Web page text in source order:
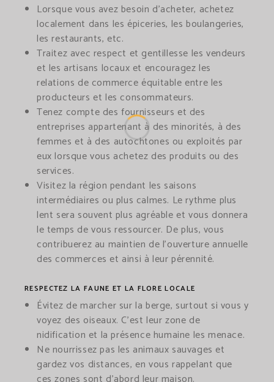
Lorsque vous avez besoin d’acheter, achetez
localement dans les épiceries, les boulangeries,
les restaurants, etc.
Traitez avec respect et gentillesse les vendeurs
et les artisans locaux et encouragez les
relations de commerce équitable entre les
producteurs et les consommateurs.
Tenez compte des fournisseurs et des
entreprises appartenant à des minorités, à des
femmes et à des autochtones ou exploités par
eux lorsque vous achetez des produits ou des
services.
Visitez la région pendant les saisons
intermédiaires ou plus calmes. Le rythme plus
lent sera souvent plus agréable et vous donnera
le temps de vous ressourcer. De plus, vous
contribuerez au maintien de l’ouverture annuelle
des commerces et ainsi à leur pérennité.
RESPECTEZ LA FAUNE ET LA FLORE LOCALE
Évitez de marcher sur la berge, surtout si vous y
voyez des oiseaux. C’est leur zone de
nidification et la présence humaine les menace.
Ne nourrissez pas les animaux sauvages et
gardez vos distances, en vous rappelant que